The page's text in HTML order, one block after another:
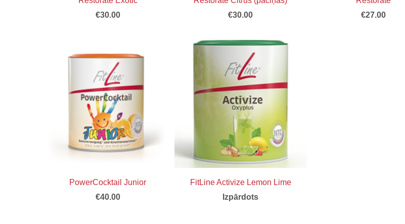
€30.00
€30.00
€27.00
PowerCocktail Junior
€40.00
FitLine Activize Lemon Lime
Izpārdots